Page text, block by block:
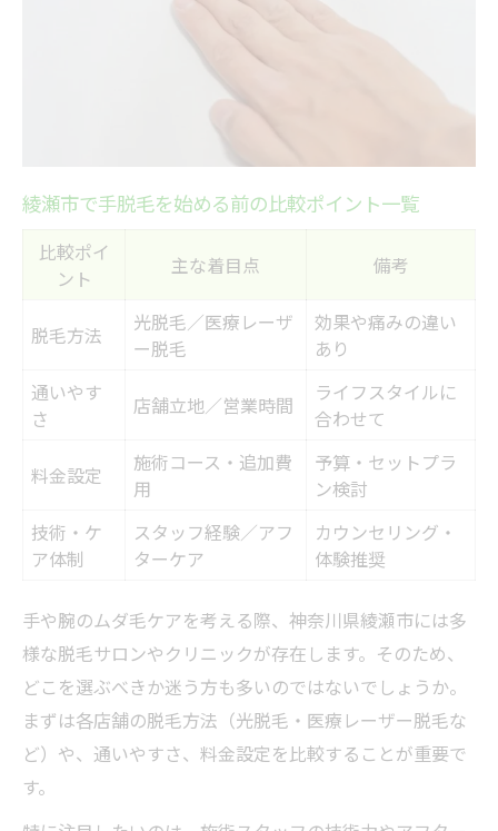
綾瀬市で手脱毛するなら費用相場も比較
手脱毛の費用相場比較表【綾瀬市版】
コストを抑える脱毛プラン選びの秘訣
脱毛費用の内訳と隠れたコストに注意
都度払いとコース契約どちらがお得？
支払い方法による総額の違いを解説
脱毛の施術回数や効果の違いを徹底解説
理想の手肌を目指すなら回数設定が重要
脱毛効果を高めるための通い方の工夫
施術間隔と効果の関係を詳しく解説
安全に通える脱毛と手のケアの選び方
手肌のケアも重視した脱毛方法の選択
サポート体制が充実した脱毛サービス
トラブルを避けるための注意点まとめ
理想の手肌へ導く脱毛サロンの見極め術
理想の手肌を叶えるサロン比較表
口コミや評判を参考にした選び方
綾瀬市で手脱毛を始める前の比較ポイント一覧
比較ポイ
ント
主な着目点 備考
脱毛方法
光脱毛／医療レーザ
ー脱毛
効果や痛みの違い
あり
通いやす
さ
店舗立地／営業時間
ライフスタイルに
合わせて
料金設定
施術コース・追加費
用
予算・セットプラ
ン検討
技術・ケ
ア体制
スタッフ経験／アフ
ターケア
カウンセリング・
体験推奨
手や腕のムダ毛ケアを考える際、神奈川県綾瀬市には多
様な脱毛サロンやクリニックが存在します。そのため、
どこを選ぶべきか迷う方も多いのではないでしょうか。
まずは各店舗の脱毛方法（光脱毛・医療レーザー脱毛な
ど）や、通いやすさ、料金設定を比較することが重要で
す。